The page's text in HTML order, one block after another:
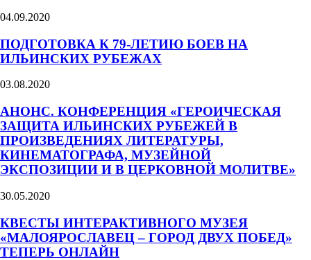
04.09.2020
ПОДГОТОВКА К 79-ЛЕТИЮ БОЕВ НА
ИЛЬИНСКИХ РУБЕЖАХ
03.08.2020
АНОНС. КОНФЕРЕНЦИЯ «ГЕРОИЧЕСКАЯ
ЗАЩИТА ИЛЬИНСКИХ РУБЕЖЕЙ В
ПРОИЗВЕДЕНИЯХ ЛИТЕРАТУРЫ,
КИНЕМАТОГРАФА, МУЗЕЙНОЙ
ЭКСПОЗИЦИИ И В ЦЕРКОВНОЙ МОЛИТВЕ»
30.05.2020
КВЕСТЫ ИНТЕРАКТИВНОГО МУЗЕЯ
«МАЛОЯРОСЛАВЕЦ – ГОРОД ДВУХ ПОБЕД»
ТЕПЕРЬ ОНЛАЙН